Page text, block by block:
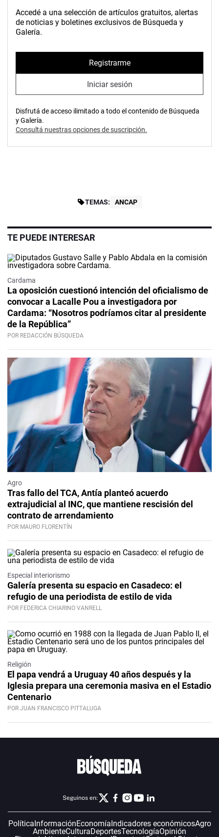
Accedé a una selección de artículos gratuitos, alertas
de noticias y boletines exclusivos de Búsqueda y
Galería.
Registrarme
Iniciar sesión
Disfrutá de acceso ilimitado a todo el contenido de Búsqueda
y Galería.
Consultá nuestras opciones de suscripción.
TEMAS: ANCAP
TE PUEDE INTERESAR
Cardama
La oposición cuestionó intención del oficialismo de
convocar a Lacalle Pou a investigadora por
Cardama: “Nosotros podríamos citar al presidente
de la República”
POR REDACCIÓN BÚSQUEDA
Agro
Tras fallo del TCA, Antía planteó acuerdo
extrajudicial al INC, que mantiene rescisión del
contrato de arrendamiento
POR MAURO FLORENTÍN
Especial interiorismo
Galería presenta su espacio en Casadeco: el
refugio de una periodista de estilo de vida
POR FEDERICA CHIARINO VANRELL
Religión
El papa vendrá a Uruguay 40 años después y la
Iglesia prepara una ceremonia masiva en el Estadio
Centenario
POR JUAN FRANCISCO PITTALUGA
Seguinos en:
PolíticaInformaciónEconomíaIndicadores económicosAgro
AmbienteCulturaDeportesTecnologíaOpinión